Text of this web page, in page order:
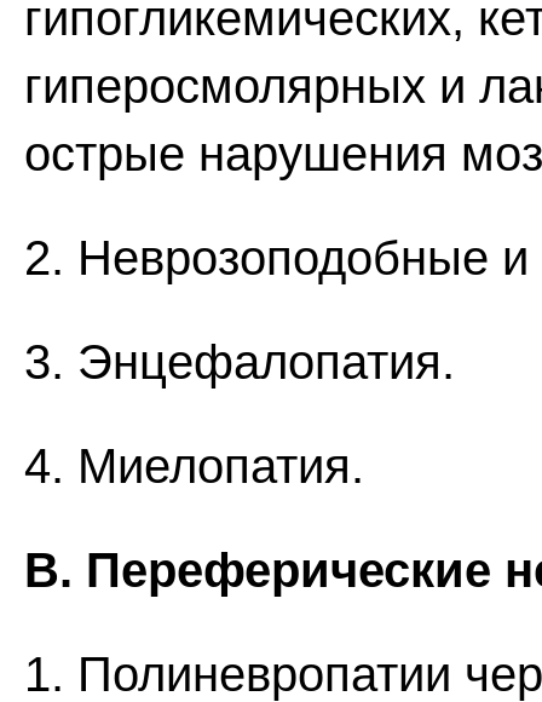
гипогликемических,
гиперосмолярных и
острые нарушения
2. Неврозоподобные
3. Энцефалопатия.
4. Миелопатия.
В. Переферические
1. Полиневропатии